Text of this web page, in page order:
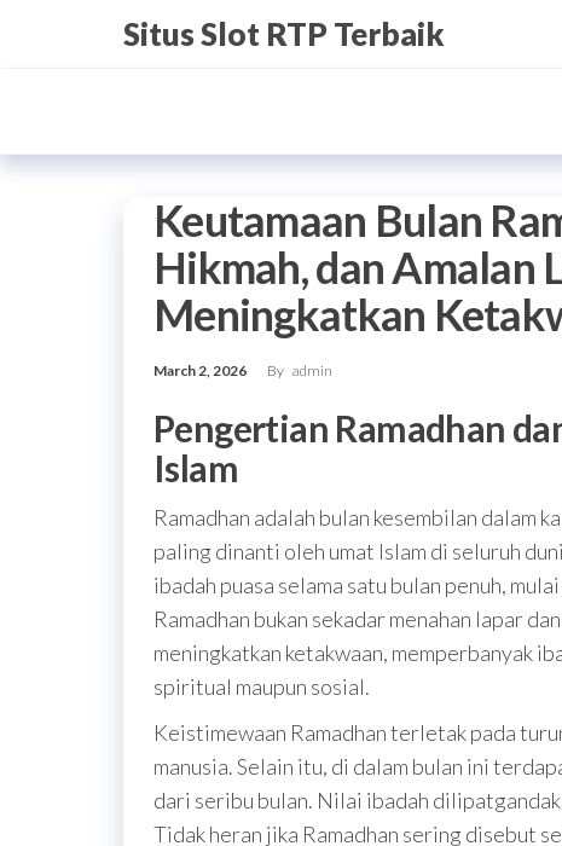
Situs Slot RTP Terbaik
Keutamaan Bulan
Hikmah, dan Amalan
Meningkatkan
March 2, 2026 By admin
Pengertian Ramadhan
Islam
Ramadhan adalah bulan kesembilan dalam
paling dinanti oleh umat Islam di seluruh
ibadah puasa selama satu bulan penuh,
Ramadhan bukan sekadar menahan lapar
meningkatkan ketakwaan, memperbanyak
spiritual maupun sosial.
Keistimewaan Ramadhan terletak pada
manusia. Selain itu, di dalam bulan ini
dari seribu bulan. Nilai ibadah
Tidak heran jika Ramadhan sering disebut